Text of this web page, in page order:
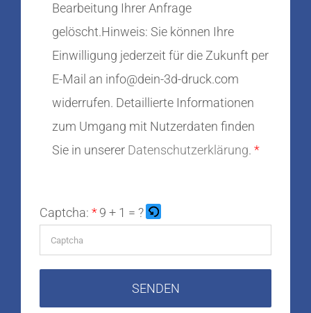
Bearbeitung Ihrer Anfrage
gelöscht.Hinweis: Sie können Ihre
Einwilligung jederzeit für die Zukunft per
E-Mail an info@dein-3d-druck.com
widerrufen. Detaillierte Informationen
zum Umgang mit Nutzerdaten finden
Sie in unserer Datenschutzerklärung.
Captcha: 9 + 1 = ?
Bitte